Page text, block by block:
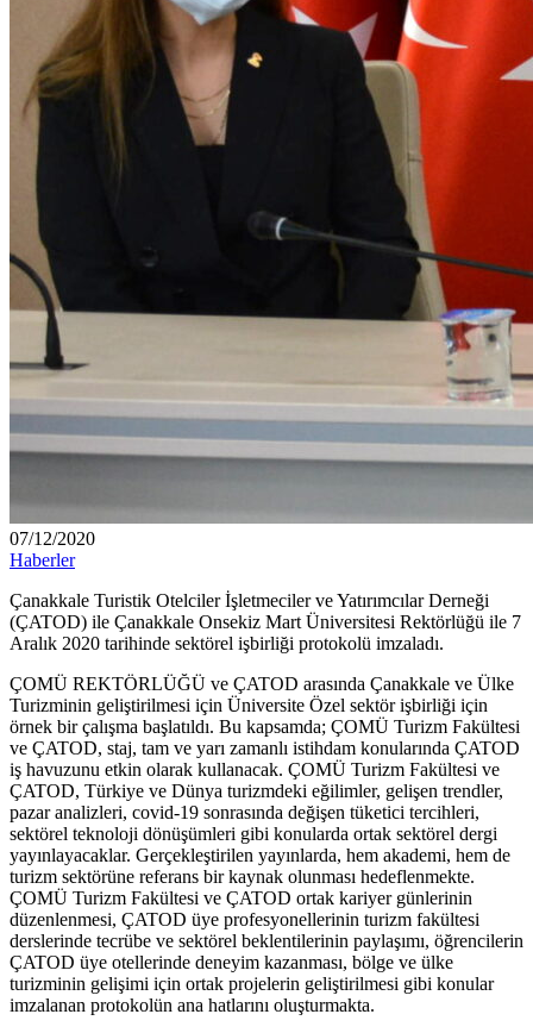
07/12/2020
Haberler
Çanakkale Turistik Otelciler İşletmeciler ve Yatırımcılar Derneği
(ÇATOD) ile Çanakkale Onsekiz Mart Üniversitesi Rektörlüğü ile 7
Aralık 2020 tarihinde sektörel işbirliği protokolü imzaladı.
ÇOMÜ REKTÖRLÜĞÜ ve ÇATOD arasında Çanakkale ve Ülke
Turizminin geliştirilmesi için Üniversite Özel sektör işbirliği için
örnek bir çalışma başlatıldı. Bu kapsamda; ÇOMÜ Turizm Fakültesi
ve ÇATOD, staj, tam ve yarı zamanlı istihdam konularında ÇATOD
iş havuzunu etkin olarak kullanacak. ÇOMÜ Turizm Fakültesi ve
ÇATOD, Türkiye ve Dünya turizmdeki eğilimler, gelişen trendler,
pazar analizleri, covid-19 sonrasında değişen tüketici tercihleri,
sektörel teknoloji dönüşümleri gibi konularda ortak sektörel dergi
yayınlayacaklar. Gerçekleştirilen yayınlarda, hem akademi, hem de
turizm sektörüne referans bir kaynak olunması hedeflenmekte.
ÇOMÜ Turizm Fakültesi ve ÇATOD ortak kariyer günlerinin
düzenlenmesi, ÇATOD üye profesyonellerinin turizm fakültesi
derslerinde tecrübe ve sektörel beklentilerinin paylaşımı, öğrencilerin
ÇATOD üye otellerinde deneyim kazanması, bölge ve ülke
turizminin gelişimi için ortak projelerin geliştirilmesi gibi konular
imzalanan protokolün ana hatlarını oluşturmakta.